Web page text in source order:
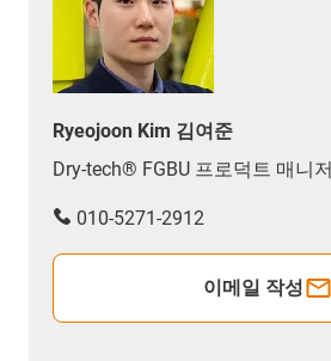
Ryeojoon Kim 김여준
Dry-tech® FGBU 프로덕트 매니저
010-5271-2912
이메일 작성